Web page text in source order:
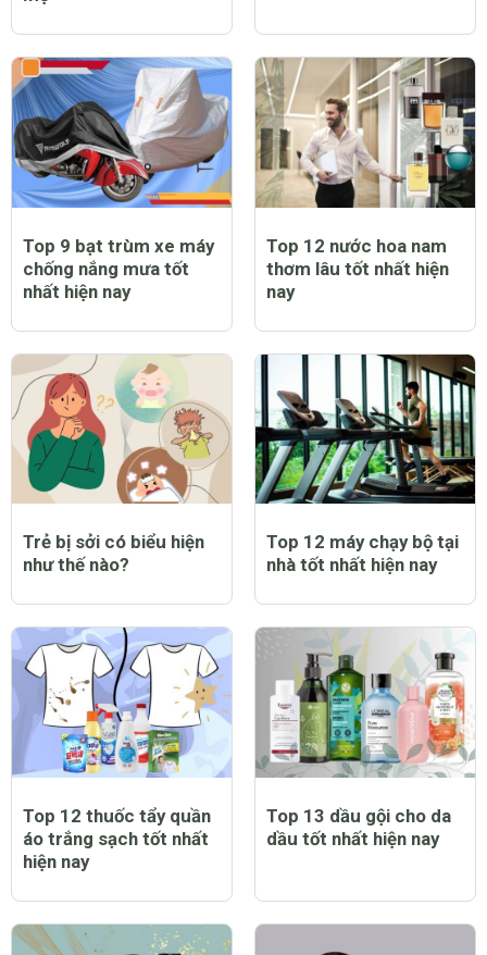
Top 9 bạt trùm xe máy
chống nắng mưa tốt
nhất hiện nay
Top 12 nước hoa nam
thơm lâu tốt nhất hiện
nay
Trẻ bị sởi có biểu hiện
như thế nào?
Top 12 máy chạy bộ tại
nhà tốt nhất hiện nay
Top 12 thuốc tẩy quần
áo trắng sạch tốt nhất
hiện nay
Top 13 dầu gội cho da
dầu tốt nhất hiện nay